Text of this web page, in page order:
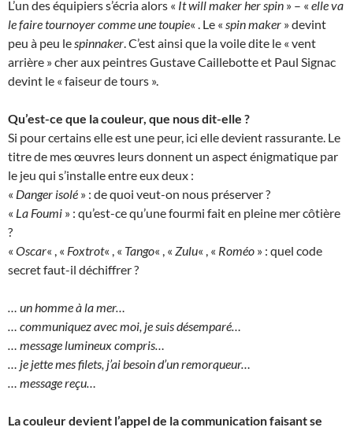
L’un des équipiers s’écria alors « It will maker her spin » – « elle va
le faire tournoyer comme une toupie« . Le « spin maker » devint
peu à peu lespinnaker. C’est ainsi que la voile dite le « vent
arrière » cher aux peintres Gustave Caillebotte et Paul Signac
devint le « faiseur de tours ».
Qu’est-ce que la couleur, que nous dit-elle ?
Si pour certains elle est une peur, ici elle devient rassurante. Le
titre de mes œuvres leurs donnent un aspect énigmatique par
le jeu qui s’installe entre eux deux :
« Danger isolé » : de quoi veut-on nous préserver ?
« La Foumi » : qu’est-ce qu’une fourmi fait en pleine mer côtière
?
« Oscar« , « Foxtrot« , « Tango« , « Zulu« , « Roméo » : quel code
secret faut-il déchiffrer ?
… un homme à la mer…
… communiquez avec moi, je suis désemparé…
… message lumineux compris…
… je jette mes filets, j’ai besoin d’un remorqueur…
… message reçu…
La couleur devient l’appel de la communication faisant se